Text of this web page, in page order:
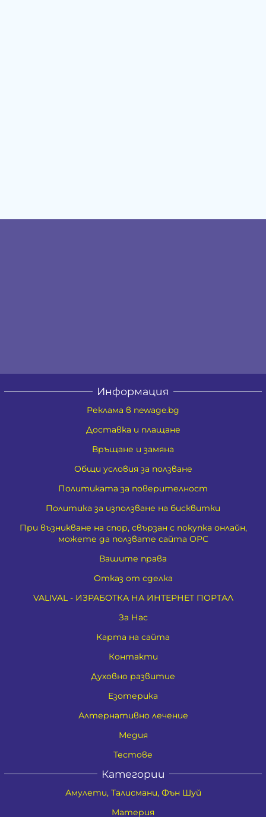
Информация
Реклама в newage.bg
Доставка и плащане
Връщане и замяна
Общи условия за ползване
Политиката за поверителност
Политика за използване на бисквитки
При възникване на спор, свързан с покупка онлайн,
можете да ползвате сайта ОРС
Вашите права
Отказ от сделка
VALIVAL - ИЗРАБОТКА НА ИНТЕРНЕТ ПОРТАЛ
За Нас
Карта на сайта
Контакти
Духовно развитие
Езотерика
Алтернативно лечение
Медия
Тестове
Категории
Амулети, Талисмани, Фън Шуй
Материя